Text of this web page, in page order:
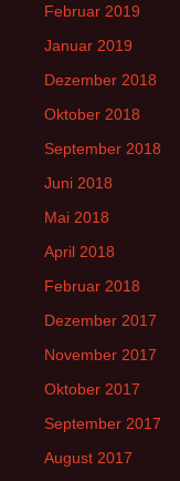
Februar 2019
Januar 2019
Dezember 2018
Oktober 2018
September 2018
Juni 2018
Mai 2018
April 2018
Februar 2018
Dezember 2017
November 2017
Oktober 2017
September 2017
August 2017